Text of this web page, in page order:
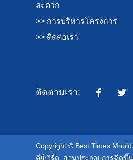
สะดวก
>> การบริหารโครงการ
>> ติดต่อเรา
ติดตามเรา:
Copyright © Best Times
คีย์เวิร์ด: ส่วนประกอบการฉีดขึ้